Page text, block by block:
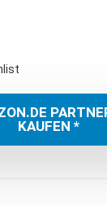
KAUFEN *